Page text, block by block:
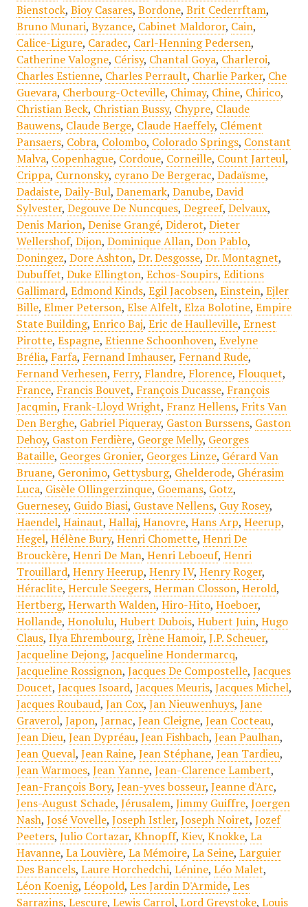
Bienstock, Bioy Casares, Bordone, Brit Cederrftam,
Bruno Munari, Byzance, Cabinet Maldoror, Cain,
Calice-Ligure, Caradec, Carl-Henning Pedersen,
Catherine Valogne, Cérisy, Chantal Goya, Charleroi,
Charles Estienne, Charles Perrault, Charlie Parker, Che
Guevara, Cherbourg-Octeville, Chimay, Chine, Chirico,
Christian Beck, Christian Bussy, Chypre, Claude
Bauwens, Claude Berge, Claude Haeffely, Clément
Pansaers, Cobra, Colombo, Colorado Springs, Constant
Malva, Copenhague, Cordoue, Corneille, Count Jarteul,
Crippa, Curnonsky, cyrano De Bergerac, Dadaïsme,
Dadaiste, Daily-Bul, Danemark, Danube, David
Sylvester, Degouve De Nuncques, Degreef, Delvaux,
Denis Marion, Denise Grangé, Diderot, Dieter
Wellershof, Dijon, Dominique Allan, Don Pablo,
Doningez, Dore Ashton, Dr. Desgosse, Dr. Montagnet,
Dubuffet, Duke Ellington, Echos-Soupirs, Editions
Gallimard, Edmond Kinds, Egil Jacobsen, Einstein, Ejler
Bille, Elmer Peterson, Else Alfelt, Elza Bolotine, Empire
State Building, Enrico Baj, Eric de Haulleville, Ernest
Pirotte, Espagne, Etienne Schoonhoven, Evelyne
Brélia, Farfa, Fernand Imhauser, Fernand Rude,
Fernand Verhesen, Ferry, Flandre, Florence, Flouquet,
France, Francis Bouvet, François Ducasse, François
Jacqmin, Frank-Lloyd Wright, Franz Hellens, Frits Van
Den Berghe, Gabriel Piqueray, Gaston Burssens, Gaston
Dehoy, Gaston Ferdière, George Melly, Georges
Bataille, Georges Gronier, Georges Linze, Gérard Van
Bruane, Geronimo, Gettysburg, Ghelderode, Ghérasim
Luca, Gisèle Ollingerzinque, Goemans, Gotz,
Guernesey, Guido Biasi, Gustave Nellens, Guy Rosey,
Haendel, Hainaut, Hallaj, Hanovre, Hans Arp, Heerup,
Hegel, Hélène Bury, Henri Chomette, Henri De
Brouckère, Henri De Man, Henri Leboeuf, Henri
Trouillard, Henry Heerup, Henry IV, Henry Roger,
Héraclite, Hercule Seegers, Herman Closson, Herold,
Hertberg, Herwarth Walden, Hiro-Hito, Hoeboer,
Hollande, Honolulu, Hubert Dubois, Hubert Juin, Hugo
Claus, Ilya Ehrembourg, Irène Hamoir, J.P. Scheuer,
Jacqueline Dejong, Jacqueline Hondermarcq,
Jacqueline Rossignon, Jacques De Compostelle, Jacques
Doucet, Jacques Isoard, Jacques Meuris, Jacques Michel,
Jacques Roubaud, Jan Cox, Jan Nieuwenhuys, Jane
Graverol, Japon, Jarnac, Jean Cleigne, Jean Cocteau,
Jean Dieu, Jean Dypréau, Jean Fishbach, Jean Paulhan,
Jean Queval, Jean Raine, Jean Stéphane, Jean Tardieu,
Jean Warmoes, Jean Yanne, Jean-Clarence Lambert,
Jean-François Bory, Jean-yves bosseur, Jeanne d'Arc,
Jens-August Schade, Jérusalem, Jimmy Guiffre, Joergen
Nash, José Vovelle, Joseph Istler, Joseph Noiret, Jozef
Peeters, Julio Cortazar, Khnopff, Kiev, Knokke, La
Havanne, La Louvière, La Mémoire, La Seine, Larguier
Des Bancels, Laure Horchedchi, Lénine, Léo Malet,
Léon Koenig, Léopold, Les Jardin D'Armide, Les
Sarrazins, Lescure, Lewis Carrol, Lord Greystoke, Louis